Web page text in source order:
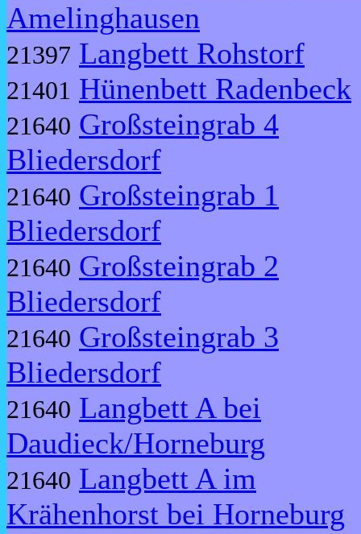
Amelinghausen
21397 Langbett Rohstorf
21401 Hünenbett Radenbeck
21640 Großsteingrab 4
Bliedersdorf
21640 Großsteingrab 1
Bliedersdorf
21640 Großsteingrab 2
Bliedersdorf
21640 Großsteingrab 3
Bliedersdorf
21640 Langbett A bei
Daudieck/Horneburg
21640 Langbett A im
Krähenhorst bei Horneburg